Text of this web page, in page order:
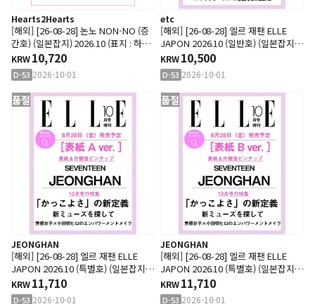
Hearts2Hearts
[해외] [26-08-28] 논노 NON-NO (증
간호) (일본잡지) 2026.10 (표지 : 하츠
투하츠)
KRW10,720
D-53 2026-10-01
etc
[해외] [26-08-28] 엘르 재팬 ELLE
JAPON 2026.10 (일반호) (일본잡지)
(표지 : 토미나가 아이)
KRW10,500
D-53 2026-10-01
품절
JEONGHAN
[해외] [26-08-28] 엘르 재팬 ELLE
JAPON 2026.10 (특별호) (일본잡지)
A형 (표지 : 세븐틴 : 정한)
KRW11,710
D-53 2026-10-01
품절
JEONGHAN
[해외] [26-08-28] 엘르 재팬 ELLE
JAPON 2026.10 (특별호) (일본잡지)
B형 (표지 : 세븐틴 : 정한)
KRW11,710
D-53 2026-10-01